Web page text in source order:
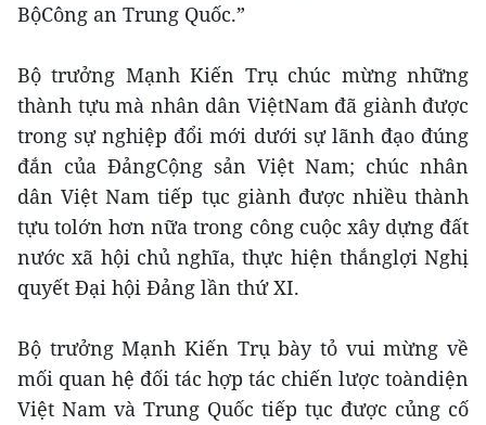
BộCông an Trung Quốc.”
Bộ trưởng Mạnh Kiến Trụ chúc mừng những
thành tựu mà nhân dân ViệtNam đã giành được
trong sự nghiệp đổi mới dưới sự lãnh đạo đúng
đắn của ĐảngCộng sản Việt Nam; chúc nhân
dân Việt Nam tiếp tục giành được nhiều thành
tựu tolớn hơn nữa trong công cuộc xây dựng đất
nước xã hội chủ nghĩa, thực hiện thắnglợi Nghị
quyết Đại hội Đảng lần thứ XI.
Bộ trưởng Mạnh Kiến Trụ bày tỏ vui mừng về
mối quan hệ đối tác hợp tác chiến lược toàndiện
Việt Nam và Trung Quốc tiếp tục được củng cố